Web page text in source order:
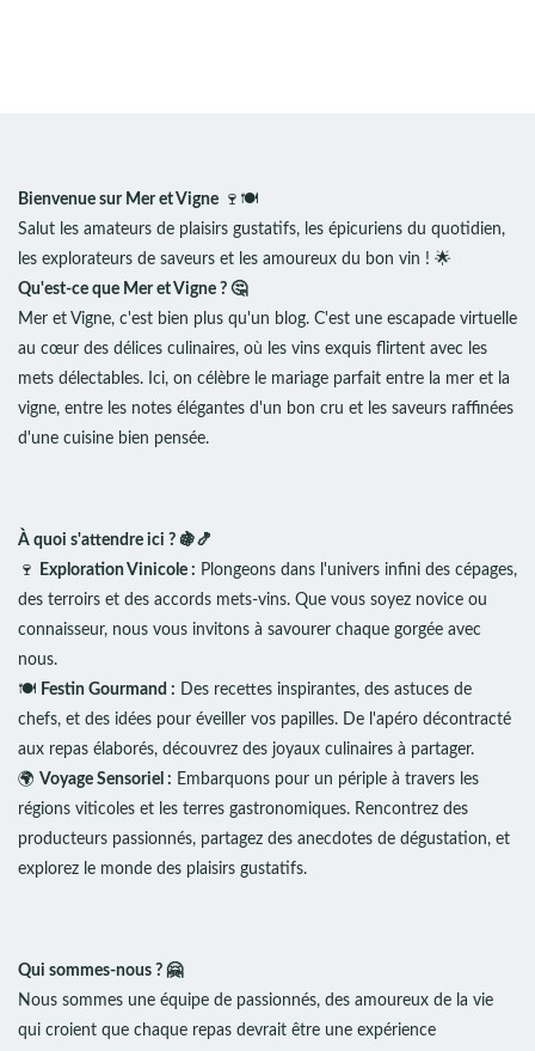
Bienvenue sur Mer et Vigne 🍷🍽️
Salut les amateurs de plaisirs gustatifs, les épicuriens du quotidien,
les explorateurs de saveurs et les amoureux du bon vin ! 🌟
Qu'est-ce que Mer et Vigne ? 🤔
Mer et Vigne, c'est bien plus qu'un blog. C'est une escapade virtuelle
au cœur des délices culinaires, où les vins exquis flirtent avec les
mets délectables. Ici, on célèbre le mariage parfait entre la mer et la
vigne, entre les notes élégantes d'un bon cru et les saveurs raffinées
d'une cuisine bien pensée.
À quoi s'attendre ici ? 🍇🍤
🍷
Exploration Vinicole : Plongeons dans l'univers infini des cépages,
des terroirs et des accords mets-vins. Que vous soyez novice ou
connaisseur, nous vous invitons à savourer chaque gorgée avec
nous.
🍽️ Festin Gourmand : Des recettes inspirantes, des astuces de
chefs, et des idées pour éveiller vos papilles. De l'apéro décontracté
aux repas élaborés, découvrez des joyaux culinaires à partager.
🌍 Voyage Sensoriel : Embarquons pour un périple à travers les
régions viticoles et les terres gastronomiques. Rencontrez des
producteurs passionnés, partagez des anecdotes de dégustation, et
explorez le monde des plaisirs gustatifs.
Qui sommes-nous ? 🤗
Nous sommes une équipe de passionnés, des amoureux de la vie
qui croient que chaque repas devrait être une expérience